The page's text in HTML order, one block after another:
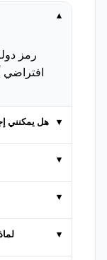
▾
رمز
افتراضي
2. هل يمكنني ▾
الإنترنت
▾
نعم.
▾
يُعد
منصات
5. ▾